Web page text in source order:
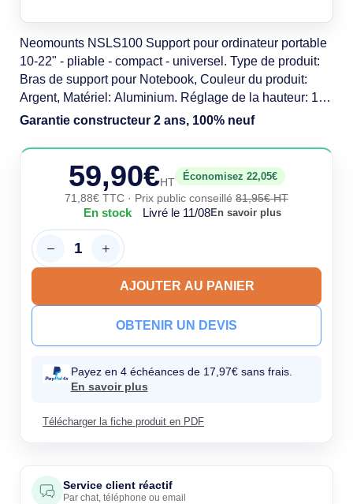
Neomounts NSLS100 Support pour ordinateur portable
10-22" - pliable - compact - universel. Type de produit:
Bras de support pour Notebook, Couleur du produit:
Argent, Matériel: Aluminium. Réglage de la hauteur: 130
- 190 mm, Plage de réglage de la largeur: 180 - 270 mm,
Largeur: 270 mm, Profondeur: 250 mm, Hauteur: 190
mm. Largeur du colis: 210 mm,
Garantie constructeur 2 ans, 100% neuf
59,90€HT
Économisez 22,05€
71,88€ TTC · Prix public conseillé 81,95€ HT
En stock Livré le 11/08En savoir plus
AJOUTER AU PANIER
OBTENIR UN DEVIS
Payez en 4 échéances de 17,97€ sans frais.
En savoir plus
Télécharger la fiche produit en PDF
Service client réactif
Par chat, téléphone ou email